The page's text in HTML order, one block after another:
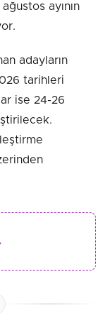
ayının
adayların
tarihleri
ise 24-26